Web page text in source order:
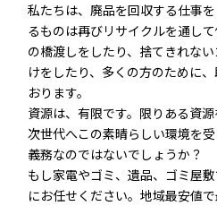
私たちは、廃品を回収する仕事
るものは再びリサイクルを通し
の橋渡しをしたり、捨てきれな
けをしたり、多くの方のために
おります。
資源は、有限です。限りある資源
次世代へこの素晴らしい環境を
義務なのではないでしょうか？
もし家電やゴミ、遺品、ゴミ屋
にお任せください。地域最安値